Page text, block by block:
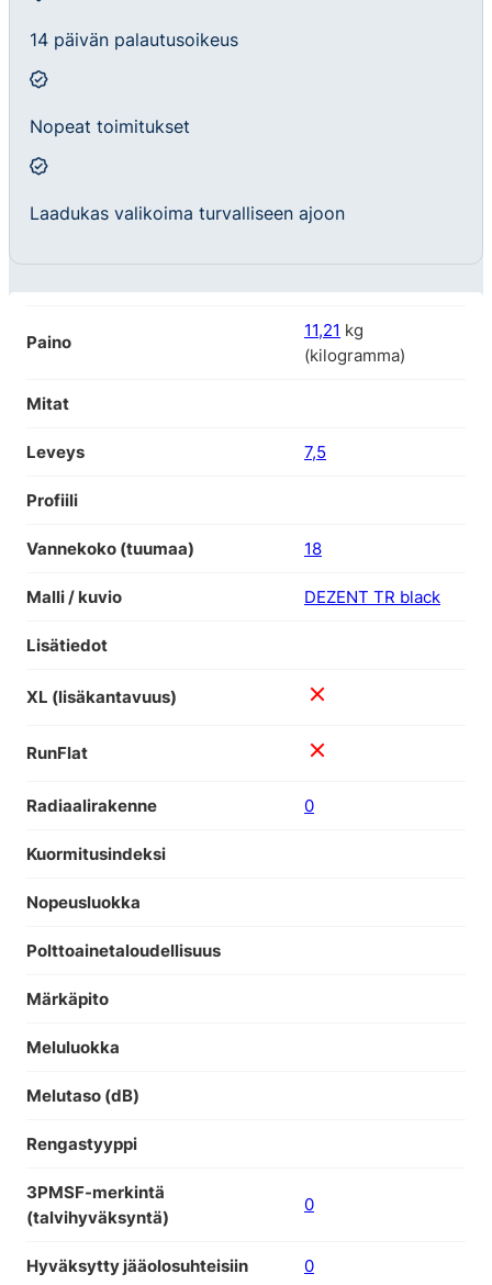
14 päivän palautusoikeus
Nopeat toimitukset
Laadukas valikoima turvalliseen ajoon
Paino
11,21 kg
(kilogramma)
Mitat
Leveys 7,5
Profiili
Vannekoko (tuumaa) 18
Malli / kuvio DEZENT TR black
Lisätiedot
XL (lisäkantavuus)
RunFlat
Radiaalirakenne 0
Kuormitusindeksi
Nopeusluokka
Polttoainetaloudellisuus
Märkäpito
Meluluokka
Melutaso (dB)
Rengastyyppi
3PMSF-merkintä
(talvihyväksyntä)
0
Hyväksytty jääolosuhteisiin 0